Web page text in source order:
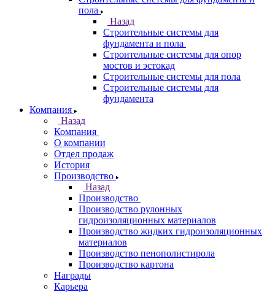
пола
Назад
Строительные системы для
фундамента и пола
Строительные системы для опор
мостов и эстокад
Строительные системы для пола
Строительные системы для
фундамента
Компания
Назад
Компания
О компании
Отдел продаж
История
Производство
Назад
Производство
Производство рулонных
гидроизоляционных материалов
Производство жидких гидроизоляционных
материалов
Производство пенополистирола
Производство картона
Награды
Карьера